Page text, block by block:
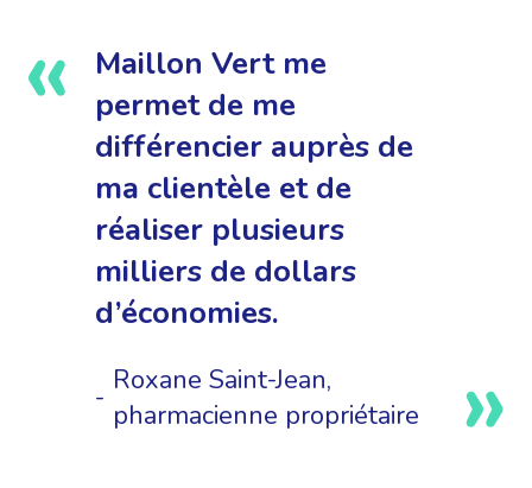
Maillon Vert me
permet de me
différencier auprès de
ma clientèle et de
réaliser plusieurs
milliers de dollars
d’économies.
Roxane Saint-Jean,
pharmacienne propriétaire